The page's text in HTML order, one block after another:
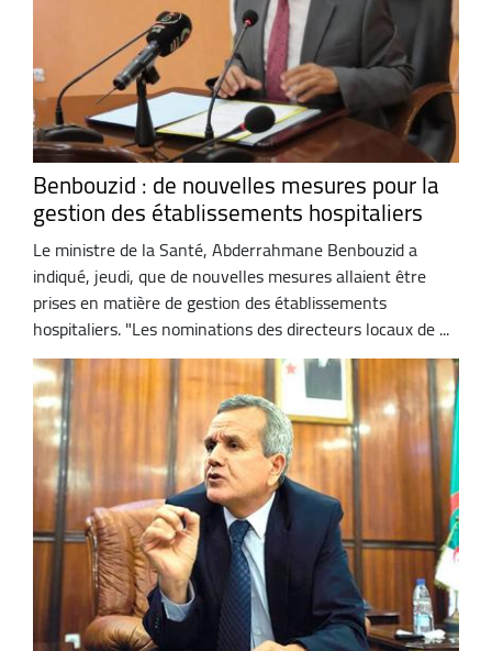
Benbouzid : de nouvelles mesures pour la
gestion des établissements hospitaliers
Le ministre de la Santé, Abderrahmane Benbouzid a
indiqué, jeudi, que de nouvelles mesures allaient être
prises en matière de gestion des établissements
hospitaliers. "Les nominations des directeurs locaux de ...